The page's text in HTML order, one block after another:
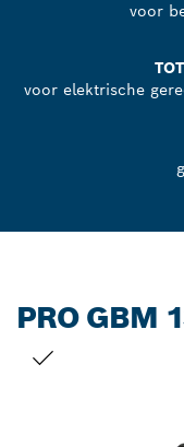
voor
voor elektrische
PRO GBM